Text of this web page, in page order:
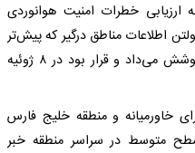
ارزیابی خطرات امنیت هوانوردی
اطلاعات مناطق درگیر که پیش‌تر
کل خاورمیانه و منطقه خلیج فارس را پوشش می‌داد و قرار بود در ۸ ژوئیه
خاورمیانه و منطقه خلیج فارس
متوسط در سراسر منطقه خبر